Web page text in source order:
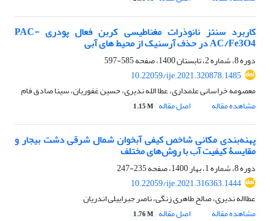
کاربرد سنتز نانوذرات مغناطیسی کربن فعال پودری PAC-
AC/Fe3O4 در حذف آرسنیک از محیط های آبی
دوره 8، شماره 2، تابستان 1400، صفحه
585-597
10.22059/ije.2021.320878.1485
معصومه خراسانی علمداری، عطا الله ندیری، حسین غفوریان، سینا صادق فام
مشاهده مقاله
اصل مقاله 1.15 M
پهنه‌بندی مکانی شاخص کیفی آبخوان شمال شرقی دشت بیجار و
مقایسۀ کیفیت آب با روش‌های مختلف
دوره 8، شماره 1، بهار 1400، صفحه
235-247
10.22059/ije.2021.316363.1444
عطااله ندیری، صالح طاهری زنگی، ناصر جبراییلی اندریان‌
مشاهده مقاله
اصل مقاله 1.76 M